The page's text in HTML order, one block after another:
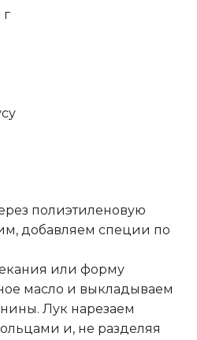
полиэтиленовую
добавляем специи по
или форму
масло и выкладываем
Лук нарезаем
и, не разделяя